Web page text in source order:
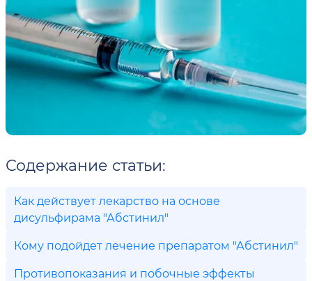
Содержание статьи:
Как действует лекарство на основе
дисульфирама "Абстинил"
Кому подойдет лечение препаратом "Абстинил"
Противопоказания и побочные эффекты